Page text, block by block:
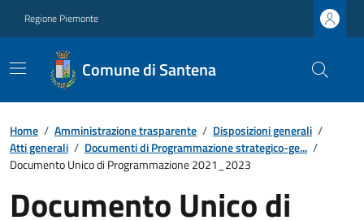
Regione Piemonte
Comune di Santena
Home / Amministrazione trasparente / Disposizioni generali /
Atti generali / Documenti di Programmazione strategico-ge... /
Documento Unico di Programmazione 2021_2023
Documento Unico di